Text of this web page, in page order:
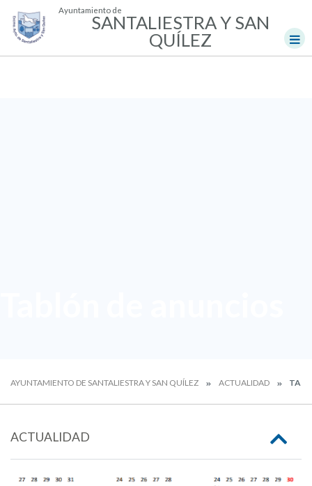
Ayuntamiento de
SANTALIESTRA Y SAN
QUÍLEZ
AYUNTAMIENTO DE SANTALIESTRA Y SAN QUÍLEZ ACTUALIDAD
ACTUALIDAD